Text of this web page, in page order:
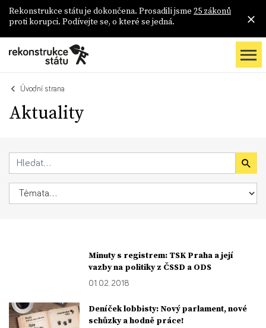
Rekonstrukce státu je dokončena. Prosadili jsme 25 zákonů
proti korupci. Podívejte se, o které se jedná.
Úvodní strana
Aktuality
Minuty s registrem: TSK Praha a její
vazby na politiky z ČSSD a ODS
01. 02. 2018
Deníček lobbisty: Nový parlament, nové
schůzky a hodně práce!